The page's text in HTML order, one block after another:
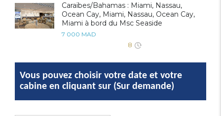
Caraïbes/Bahamas : Miami, Nassau,
Ocean Cay, Miami, Nassau, Ocean Cay,
Miami à bord du Msc Seaside
7 000 MAD
8
Vous pouvez choisir votre date et votre
cabine en cliquant sur (Sur demande)